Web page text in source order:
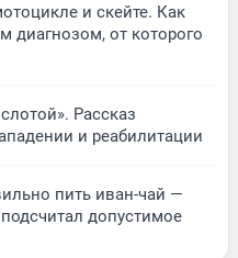
и скейте. Как
диагнозом, от которого
Рассказ
и реабилитации
пить иван-чай —
допустимое